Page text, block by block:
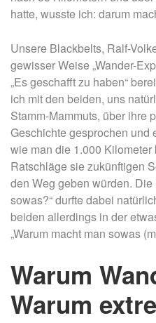
hatte, wusste ich: darum
Unsere Blackbelts, Ralf-
gewisser Weise „Wander-
„Es geschafft zu haben“
ich mit den beiden, uns
Stamm-Mammuts, über ihre
Geschichte gesprochen und
wie man die 1.000
Ratschläge sie zukünftigen
den Weg geben würden. Die
sowas?“ durfte dabei
beiden allerdings in der
„Warum macht man sowas
Warum
Warum